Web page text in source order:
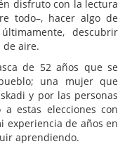
disfruto con la lectura
todo–, hacer algo de
descubrir
de aire.
de 52 años que se
una mujer que
y por las personas
estas elecciones con
experiencia de años en
aprendiendo.